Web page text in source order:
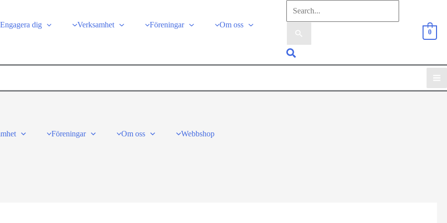
Engagera dig Verksamhet Föreningar
Om oss
Sök
efter:
Sök
0
Föreningar Om oss Webbshop